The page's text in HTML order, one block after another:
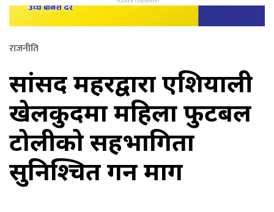
राजनीति
सांसद महरद्वारा एशियाली
खेलकुदमा महिला फुटबल
टोलीको सहभागिता
सुनिश्चित गर्न माग